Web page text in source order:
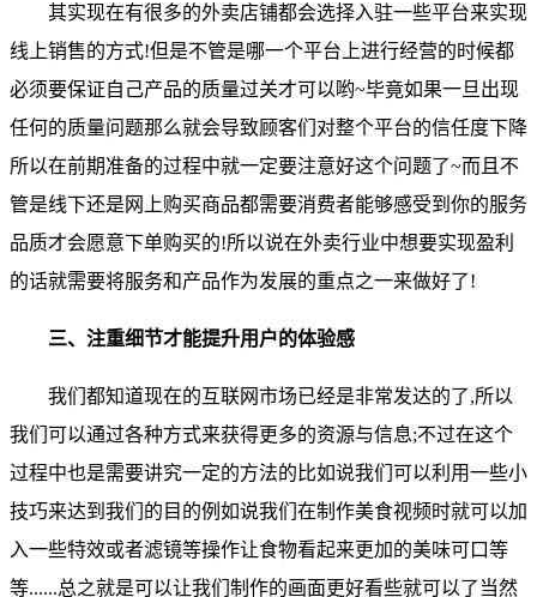
其实现在有很多的外卖店铺都会选择入驻一些平台来实现
线上销售的方式!但是不管是哪一个平台上进行经营的时候都
必须要保证自己产品的质量过关才可以哟~毕竟如果一旦出现
任何的质量问题那么就会导致顾客们对整个平台的信任度下降
所以在前期准备的过程中就一定要注意好这个问题了~而且不
管是线下还是网上购买商品都需要消费者能够感受到你的服务
品质才会愿意下单购买的!所以说在外卖行业中想要实现盈利
的话就需要将服务和产品作为发展的重点之一来做好了!
三、注重细节才能提升用户的体验感
我们都知道现在的互联网市场已经是非常发达的了,所以
我们可以通过各种方式来获得更多的资源与信息;不过在这个
过程中也是需要讲究一定的方法的比如说我们可以利用一些小
技巧来达到我们的目的例如说我们在制作美食视频时就可以加
入一些特效或者滤镜等操作让食物看起来更加的美味可口等
等......总之就是可以让我们制作的画面更好看些就可以了当然